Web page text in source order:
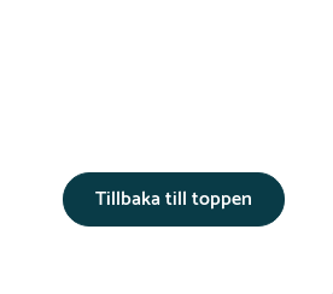
Tillbaka till toppen